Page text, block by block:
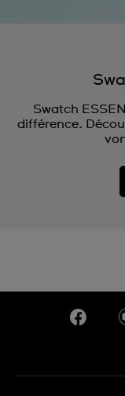
Swatch
différence.